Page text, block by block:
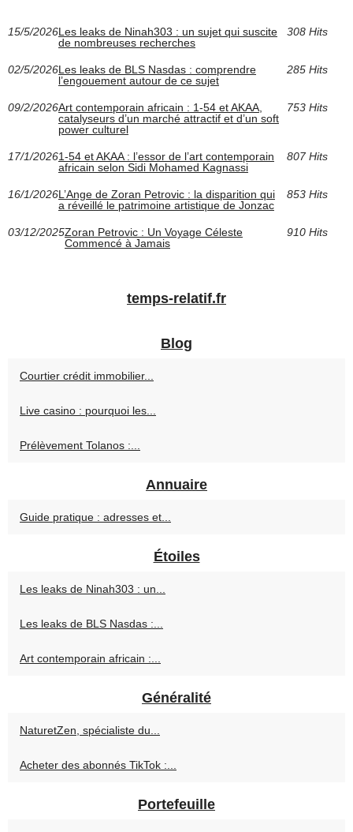
15/5/2026Les leaks de Ninah303 : un sujet qui suscite
de nombreuses recherches
308 Hits
02/5/2026Les leaks de BLS Nasdas : comprendre
l’engouement autour de ce sujet
285 Hits
09/2/2026Art contemporain africain : 1-54 et AKAA,
catalyseurs d’un marché attractif et d’un soft
power culturel
753 Hits
17/1/20261-54 et AKAA : l’essor de l’art contemporain
africain selon Sidi Mohamed Kagnassi
807 Hits
16/1/2026L’Ange de Zoran Petrovic : la disparition qui
a réveillé le patrimoine artistique de Jonzac
853 Hits
03/12/2025Zoran Petrovic : Un Voyage Céleste
Commencé à Jamais
910 Hits
temps-relatif.fr
Blog
Courtier crédit immobilier...
Live casino : pourquoi les...
Prélèvement Tolanos :...
Annuaire
Guide pratique : adresses et...
Étoiles
Les leaks de Ninah303 : un...
Les leaks de BLS Nasdas :...
Art contemporain africain :...
Généralité
NaturetZen, spécialiste du...
Acheter des abonnés TikTok :...
Portefeuille